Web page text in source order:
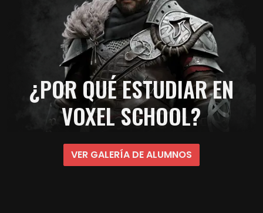
¿POR QUÉ ESTUDIAR EN
VOXEL SCHOOL?
VER GALERÍA DE ALUMNOS